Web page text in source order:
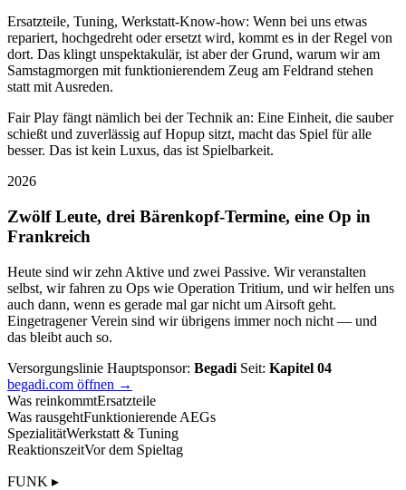
Ersatzteile, Tuning, Werkstatt-Know-how: Wenn bei uns etwas
repariert, hochgedreht oder ersetzt wird, kommt es in der Regel von
dort. Das klingt unspektakulär, ist aber der Grund, warum wir am
Samstagmorgen mit funktionierendem Zeug am Feldrand stehen
statt mit Ausreden.
Fair Play fängt nämlich bei der Technik an: Eine Einheit, die sauber
schießt und zuverlässig auf Hopup sitzt, macht das Spiel für alle
besser. Das ist kein Luxus, das ist Spielbarkeit.
2026
Zwölf Leute, drei Bärenkopf-Termine, eine Op in
Frankreich
Heute sind wir zehn Aktive und zwei Passive. Wir veranstalten
selbst, wir fahren zu Ops wie Operation Tritium, und wir helfen uns
auch dann, wenn es gerade mal gar nicht um Airsoft geht.
Eingetragener Verein sind wir übrigens immer noch nicht — und
das bleibt auch so.
Versorgungslinie Hauptsponsor: Begadi Seit: Kapitel 04
begadi.com öffnen →
Was reinkommtErsatzteile
Was rausgehtFunktionierende AEGs
SpezialitätWerkstatt & Tuning
ReaktionszeitVor dem Spieltag
FUNK ▸